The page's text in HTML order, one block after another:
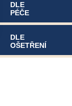
DLE
PÉČE
DLE
OŠETŘENÍ